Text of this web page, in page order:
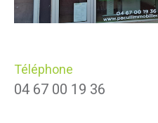
Téléphone
04 67 00 19 36